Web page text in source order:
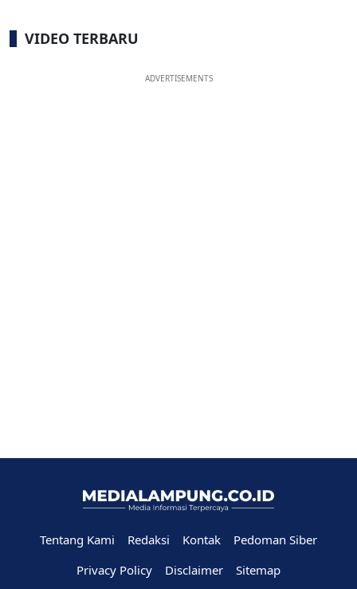
VIDEO TERBARU
ADVERTISEMENTS
Tentang Kami Redaksi Kontak
Pedoman Siber
Privacy Policy
Disclaimer Sitemap